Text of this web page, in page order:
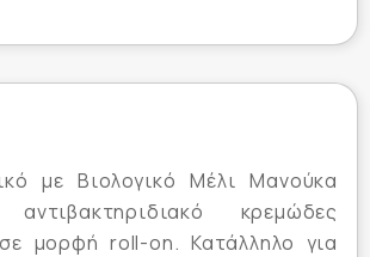
με Βιολογικό Μέλι Μανούκα
κρεμώδες
μορφή roll-on. Κατάλληλο για